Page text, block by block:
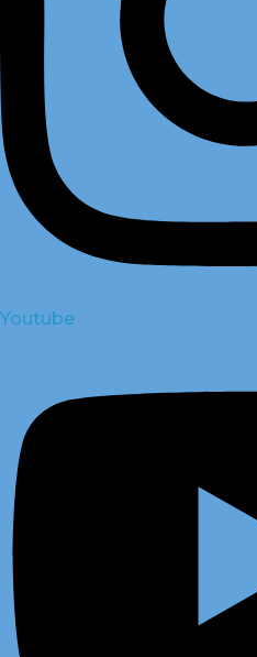
Youtube